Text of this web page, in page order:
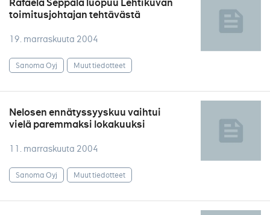
Rafaela Seppälä luopuu Lehtikuvan
toimitusjohtajan tehtävästä
19. marraskuuta 2004
Sanoma Oyj Muut tiedotteet
Nelosen ennätyssyyskuu vaihtui
vielä paremmaksi lokakuuksi
11. marraskuuta 2004
Sanoma Oyj Muut tiedotteet